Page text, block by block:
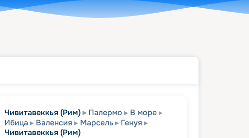
Чивитавеккья (Рим) Палермо
В море
Ибица
Валенсия Марсель
Генуя
Чивитавеккья (Рим)